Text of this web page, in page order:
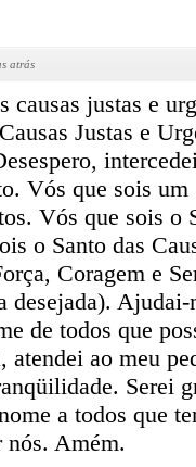
atrás
causas justas e
Justas e
Vós que sois
Vós que sois o
o Santo das
Coragem e
desejada). Ajudai-
de todos que
ao meu
Serei
a todos que
nós. Amém.